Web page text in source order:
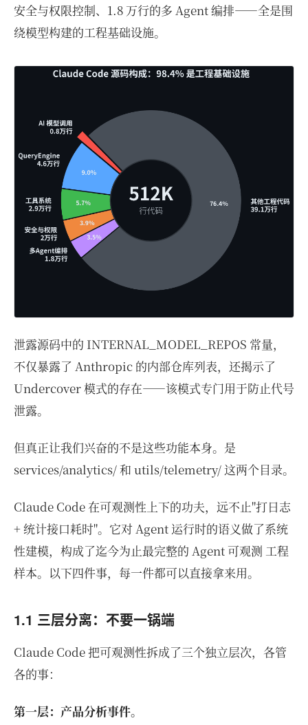
安全与权限控制、1.8 万行的多 Agent 编排——全是围
绕模型构建的工程基础设施。
泄露源码中的 INTERNAL_MODEL_REPOS 常量，
不仅暴露了 Anthropic 的内部仓库列表，还揭示了
Undercover 模式的存在——该模式专门用于防止代号
泄露。
但真正让我们兴奋的不是这些功能本身。是
services/analytics/ 和 utils/telemetry/ 这两个目录。
Claude Code 在可观测性上下的功夫，远不止"打日志
+ 统计接口耗时"。它对 Agent 运行时的语义做了系统
性建模，构成了迄今为止最完整的 Agent 可观测 工程
样本。以下四件事，每一件都可以直接拿来用。
1.1 三层分离：不要一锅端
Claude Code 把可观测性拆成了三个独立层次，各管
各的事：
第一层：产品分析事件。